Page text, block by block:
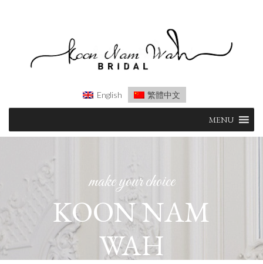
English 繁體中文
content
MENU
make your choice
KOON NAM
WAH